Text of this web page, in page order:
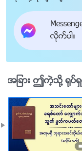
လိုက္ပါ။
အျခား ဤကဲ့သို႔ ႐ုပ္ရွ